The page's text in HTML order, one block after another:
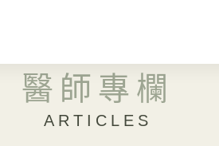
醫師專欄
ARTICLES